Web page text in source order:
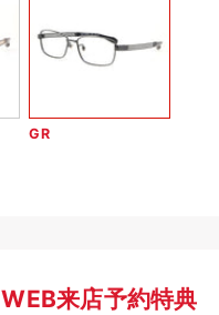
GR
WEB来店予約特典